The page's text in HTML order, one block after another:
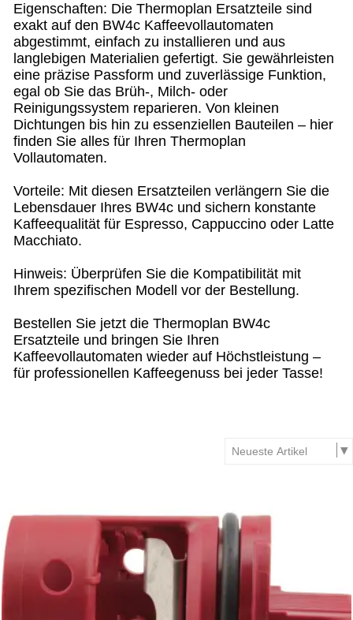
Eigenschaften: Die Thermoplan Ersatzteile sind
exakt auf den BW4c Kaffeevollautomaten
abgestimmt, einfach zu installieren und aus
langlebigen Materialien gefertigt. Sie gewährleisten
eine präzise Passform und zuverlässige Funktion,
egal ob Sie das Brüh-, Milch- oder
Reinigungssystem reparieren. Von kleinen
Dichtungen bis hin zu essenziellen Bauteilen – hier
finden Sie alles für Ihren Thermoplan
Vollautomaten.
Vorteile: Mit diesen Ersatzteilen verlängern Sie die
Lebensdauer Ihres BW4c und sichern konstante
Kaffeequalität für Espresso, Cappuccino oder Latte
Macchiato.
Hinweis: Überprüfen Sie die Kompatibilität mit
Ihrem spezifischen Modell vor der Bestellung.
Bestellen Sie jetzt die Thermoplan BW4c
Ersatzteile und bringen Sie Ihren
Kaffeevollautomaten wieder auf Höchstleistung –
für professionellen Kaffeegenuss bei jeder Tasse!